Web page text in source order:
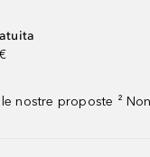
nostre proposte ²